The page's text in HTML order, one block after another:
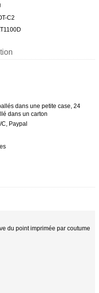
C2
dans une petite case, 24
dans un carton
C, Paypal
du point imprimée par coutume